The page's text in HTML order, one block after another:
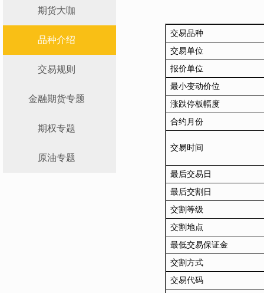
期货大咖
品种介绍
交易规则
金融期货专题
期权专题
原油专题
交易品种
交易单位
报价单位
最小变动价位
涨跌停板幅度
合约月份
交易时间
最后交易日
最后交割日
交割等级
交割地点
最低交易保证金
交割方式
交易代码